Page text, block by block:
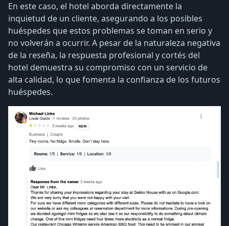
En este caso, el hotel aborda directamente la
inquietud de un cliente, asegurando a los posibles
huéspedes que estos problemas se toman en serio y
no volverán a ocurrir. A pesar de la naturaleza negativa
de la reseña, la respuesta profesional y cortés del
hotel demuestra su compromiso con un servicio de
alta calidad, lo que fomenta la confianza de los futuros
huéspedes.